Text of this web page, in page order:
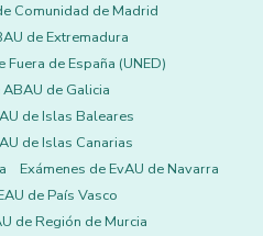
Comunidad de Madrid
de Extremadura
Fuera de España (UNED)
de Galicia
de Islas Baleares
de Islas Canarias
Exámenes de EvAU de Navarra
de País Vasco
de Región de Murcia